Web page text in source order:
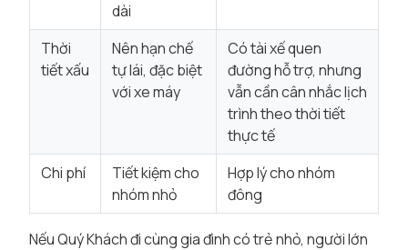
dài
Thời
tiết xấu
Nên hạn chế
tự lái, đặc biệt
với xe máy
Có tài xế quen
đường hỗ trợ, nhưng
vẫn cần cân nhắc lịch
trình theo thời tiết
thực tế
Chi phí
Tiết kiệm cho
nhóm nhỏ
Hợp lý cho nhóm
đông
Nếu Quý Khách đi cùng gia đình có trẻ nhỏ, người lớn